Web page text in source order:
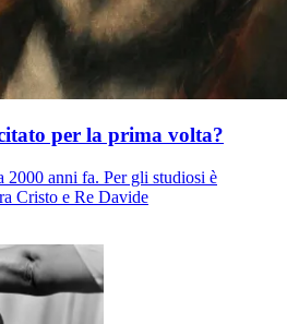
per la prima volta?
2000 anni fa. Per gli studiosi è
Cristo e Re Davide